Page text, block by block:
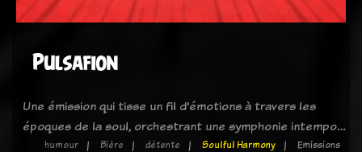
Pulsafion
Une émission qui tisse un fil d'émotions à travers les
époques de la soul, orchestrant une symphonie intempo…
humour Bière détente Soulful Harmony Emissions